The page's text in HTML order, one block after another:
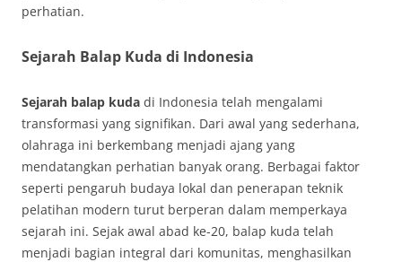
perhatian.
Sejarah Balap Kuda di Indonesia
Sejarah balap kuda di Indonesia telah mengalami
transformasi yang signifikan. Dari awal yang sederhana,
olahraga ini berkembang menjadi ajang yang
mendatangkan perhatian banyak orang. Berbagai faktor
seperti pengaruh budaya lokal dan penerapan teknik
pelatihan modern turut berperan dalam memperkaya
sejarah ini. Sejak awal abad ke-20, balap kuda telah
menjadi bagian integral dari komunitas, menghasilkan